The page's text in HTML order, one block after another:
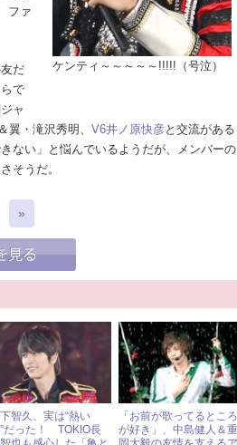
ケンティ～～～～～!!!!!（号泣）
ファ
だ
で
ャ
・滝沢秀明、 V6井ノ原快彦と交流がある
ない」と悩んでいるようだが、メンバーの
そうだ。
»
智久、実は“熱い
だった！ TOKIO長
「お前が歌ってるところ
が好き」、中島健人＆重